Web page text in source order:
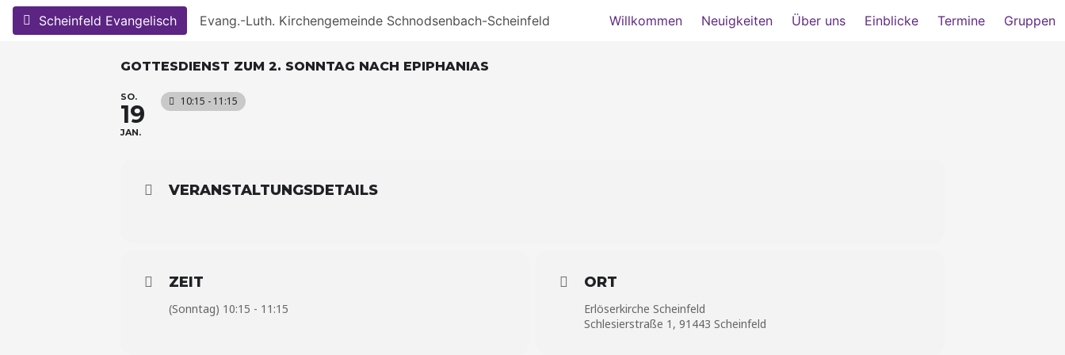
Skip
Scheinfeld Evangelisch Evang.-Luth. Kirchengemeinde Schnodsenbach-Scheinfeld Willkommen Neuigkeiten Über uns Einblicke Termine Gruppen
GOTTESDIENST ZUM 2. SONNTAG NACH EPIPHANIAS
SO.
19
JAN.
10:15 - 11:15
VERANSTALTUNGSDETAILS
ZEIT
(Sonntag) 10:15 - 11:15
ORT
Erlöserkirche Scheinfeld
Schlesierstraße 1, 91443 Scheinfeld